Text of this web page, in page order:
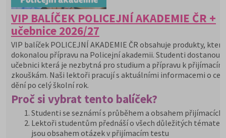
VIP BALÍČEK POLICEJNÍ AKADEMIE ČR +
učebnice 2026/27
VIP balíček POLICEJNÍ AKADEMIE ČR obsahuje produkty,
dokonalou přípravu na Policejní akademii. Studenti dostanou
učebnici která je nezbytná pro studium a přípravu k přijímacím
zkouškám. Naši lektoři pracují s aktuálními informacemi o
dění po celý školní rok.
Proč si vybrat tento balíček?
Studenti se seznámí s průběhem a obsahem přijímacích
Lektoři studentům přednáší o všech důležitých
jsou obsahem otázek v přijímacím testu